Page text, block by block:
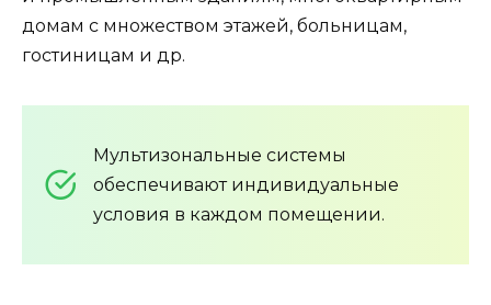
домам с множеством этажей, больницам,
гостиницам и др.
Мультизональные системы
обеспечивают индивидуальные
условия в каждом помещении.